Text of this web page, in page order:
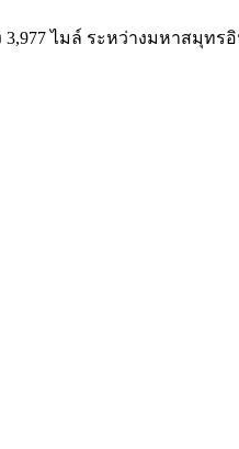
3,977 ไมล์ ระหว่างมหาสมุทร